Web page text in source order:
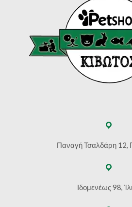
Παναγή Τσαλδάρη 12,
Ιδομενέως 98,